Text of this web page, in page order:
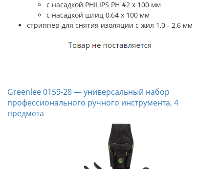
c насадкой PHILIPS PH #2 х 100 мм
c насадкой шлиц 0,64 x 100 мм
стриппер для снятия изоляции с жил 1,0 - 2,6 мм
Greenlee 0159-28 — универсальный набор
профессионального ручного инструмента, 4
предмета